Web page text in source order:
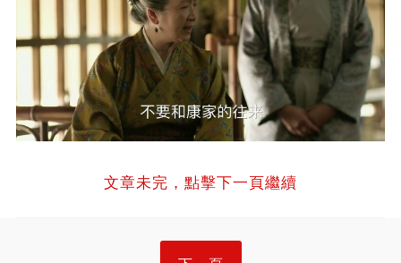
文章未完，點擊下一頁繼續